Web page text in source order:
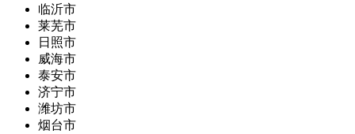
临沂市
莱芜市
日照市
威海市
泰安市
济宁市
潍坊市
烟台市